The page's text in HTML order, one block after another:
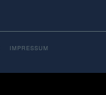
IMPRESSUM